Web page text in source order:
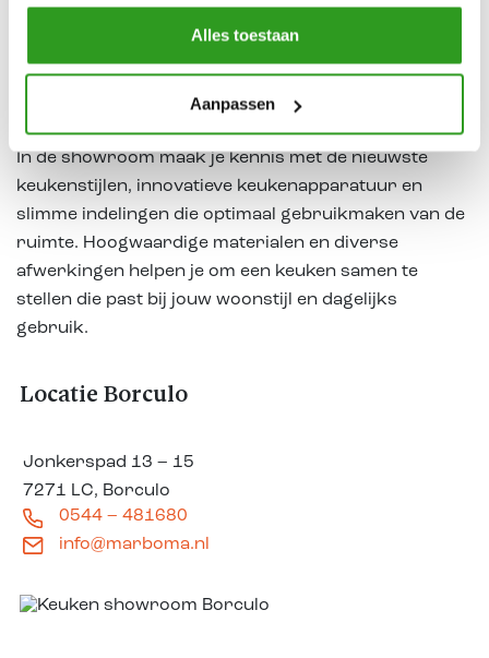
Alles toestaan
Aanpassen
stijlen die direct laten zien wat er mogelijk is in jouw
In de showroom maak je kennis met de nieuwste
keukenstijlen, innovatieve keukenapparatuur en
slimme indelingen die optimaal gebruikmaken van de
ruimte. Hoogwaardige materialen en diverse
afwerkingen helpen je om een keuken samen te
stellen die past bij jouw woonstijl en dagelijks
gebruik.
Locatie Borculo
Jonkerspad 13 – 15
7271 LC, Borculo
0544 – 481680
info@marboma.nl